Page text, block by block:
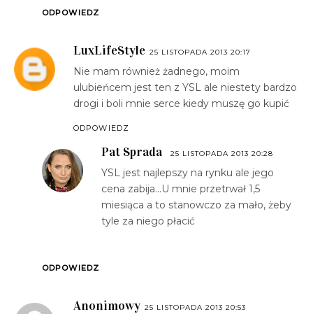
ODPOWIEDZ
LuxLifeStyle 25 LISTOPADA 2013 20:17
Nie mam również żadnego, moim
ulubieńcem jest ten z YSL ale niestety bardzo
drogi i boli mnie serce kiedy muszę go kupić
ODPOWIEDZ
Pat Sprada 25 LISTOPADA 2013 20:28
YSL jest najlepszy na rynku ale jego
cena zabija...U mnie przetrwał 1,5
miesiąca a to stanowczo za mało, żeby
tyle za niego płacić
ODPOWIEDZ
Anonimowy 25 LISTOPADA 2013 20:53